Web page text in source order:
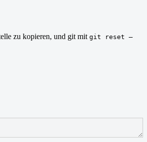
zu kopieren, und git mit git reset –